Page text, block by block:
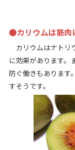
●カリウムは筋肉
カリウムはナトリ
に効果があります。
防ぐ働きもあります
すそうです。